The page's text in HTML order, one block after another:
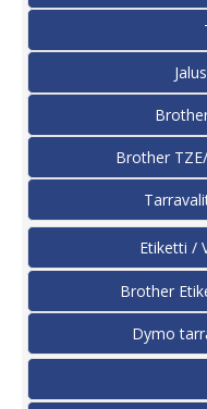
Brother
Etiketti /
Brother
Dymo